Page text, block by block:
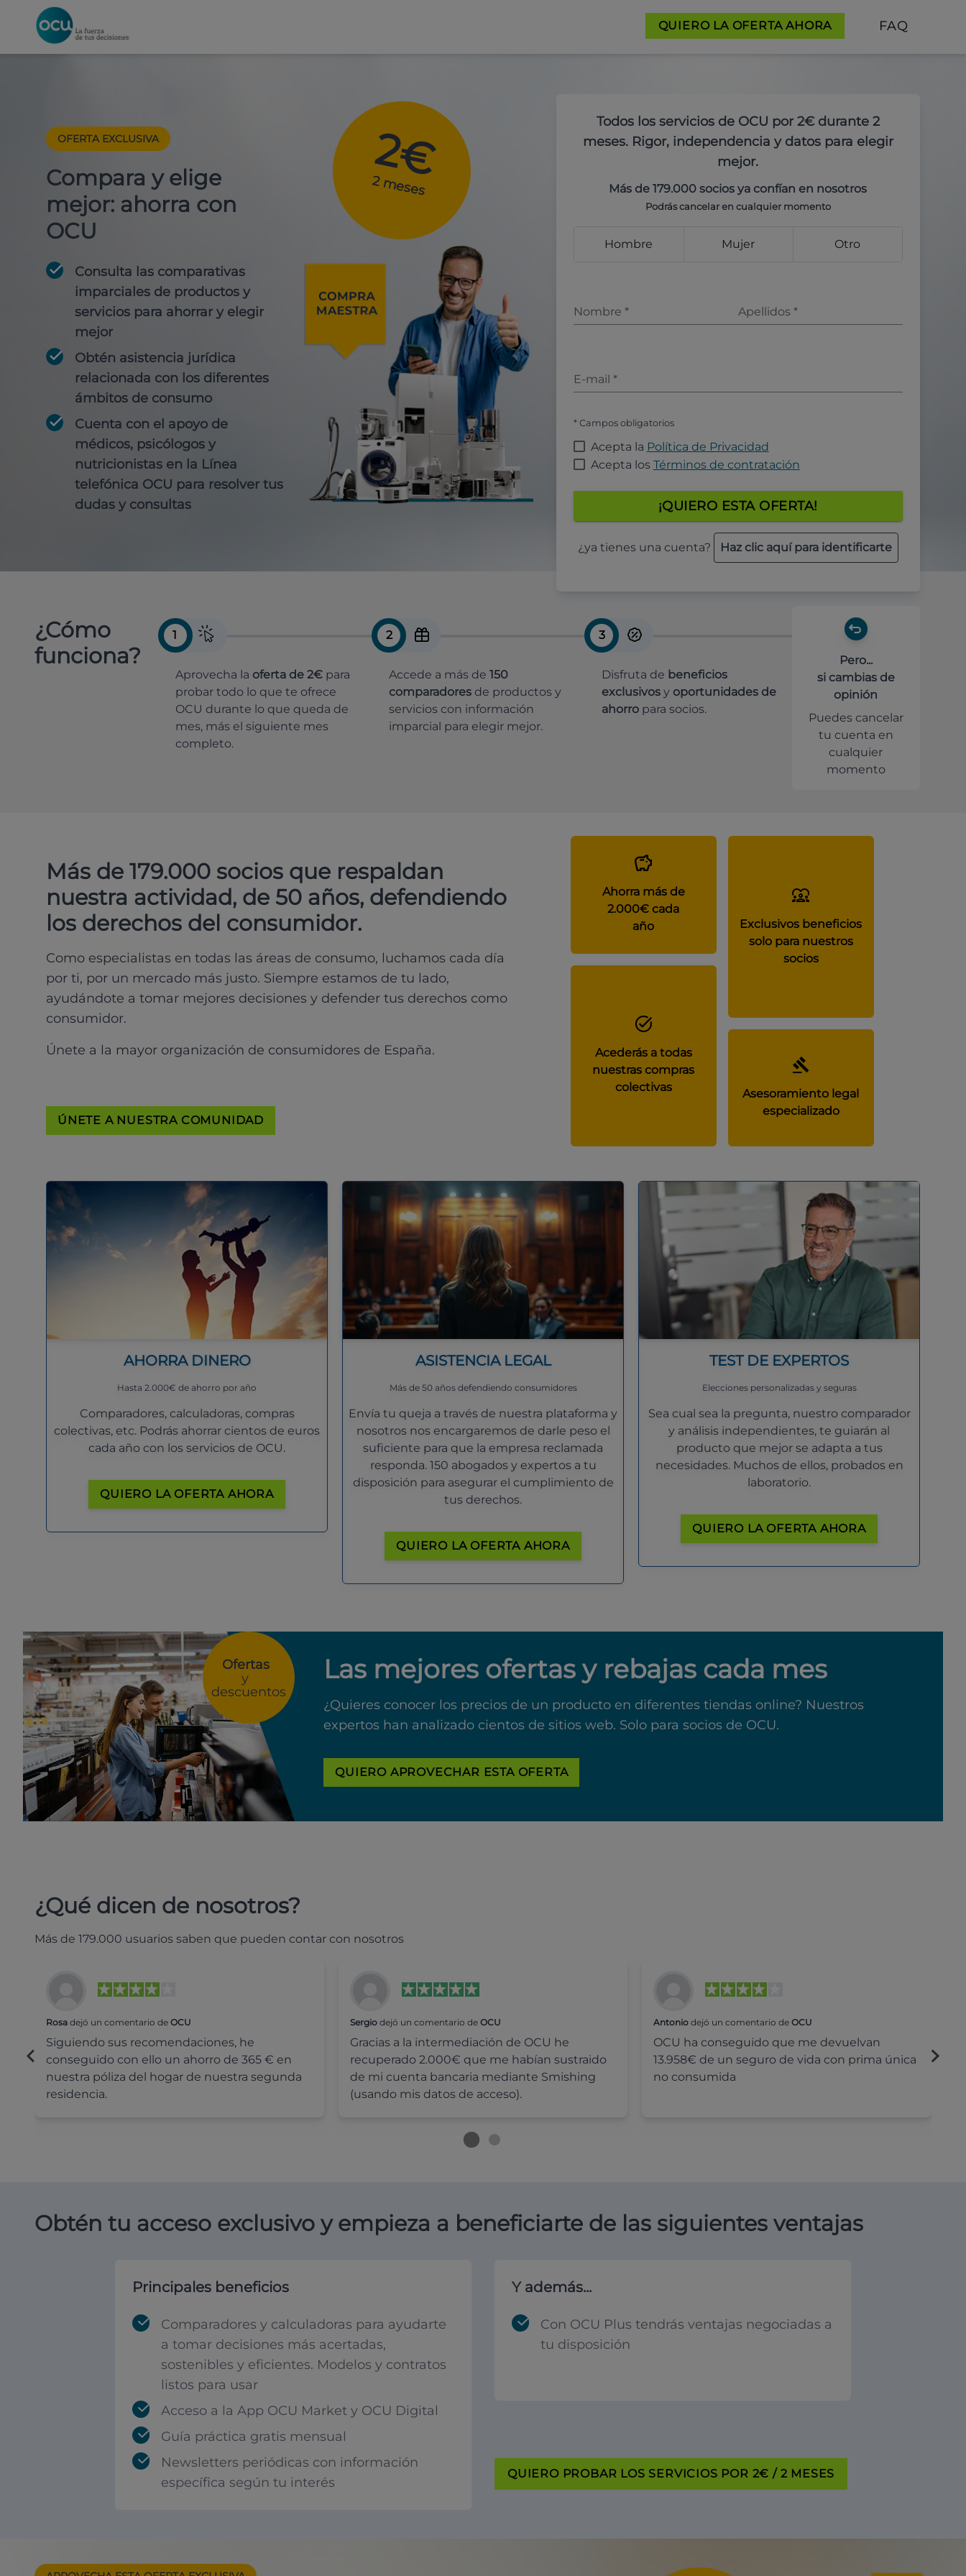
QUIERO LA OFERTA AHORA FAQ
OFERTA EXCLUSIVA
Compara y elige
mejor: ahorra con
OCU
Consulta las comparativas
imparciales de productos y
servicios para ahorrar y elegir
mejor
Obtén asistencia jurídica
relacionada con los diferentes
ámbitos de consumo
Cuenta con el apoyo de
médicos, psicólogos y
nutricionistas en la Línea
telefónica OCU para resolver tus
dudas y consultas
2€
2 meses
Todos los servicios de OCU por 2€ durante 2
meses. Rigor, independencia y datos para elegir
mejor.
Más de 179.000 socios ya confían en nosotros
Podrás cancelar en cualquier momento
Hombre Mujer Otro
Nombre * Apellidos *
E-mail *
* Campos obligatorios
Acepta la Política de Privacidad
Acepta los Términos de contratación
¡QUIERO ESTA OFERTA!
¿ya tienes una cuenta? Haz clic aquí para identificarte
¿Cómo
funciona?
1
Aprovecha la oferta de 2€ para
probar todo lo que te ofrece
OCU durante lo que queda de
mes, más el siguiente mes
completo.
2
Accede a más de 150
comparadoresde productos y
servicios con información
imparcial para elegir mejor.
3
Disfruta de beneficios
exclusivos y oportunidades de
ahorro para socios.
Pero...
si cambias de
opinión
Puedes cancelar
tu cuenta en
cualquier
momento
Más de 179.000 socios que respaldan
nuestra actividad, de 50 años, defendiendo
los derechos del consumidor.
Como especialistas en todas las áreas de consumo, luchamos cada día
por ti, por un mercado más justo. Siempre estamos de tu lado,
ayudándote a tomar mejores decisiones y defender tus derechos como
consumidor.
Únete a la mayor organización de consumidores de España.
ÚNETE A NUESTRA COMUNIDAD
Ahorra más de
2.000€ cada
año
Exclusivos beneficios
solo para nuestros
socios
Acederás a todas
nuestras compras
colectivas
Asesoramiento legal
especializado
AHORRA DINERO
Hasta 2.000€ de ahorro por año
Comparadores, calculadoras, compras
colectivas, etc. Podrás ahorrar cientos de euros
cada año con los servicios de OCU.
QUIERO LA OFERTA AHORA
ASISTENCIA LEGAL
Más de 50 años defendiendo consumidores
Envía tu queja a través de nuestra plataforma y
nosotros nos encargaremos de darle peso el
suficiente para que la empresa reclamada
responda. 150 abogados y expertos a tu
disposición para asegurar el cumplimiento de
tus derechos.
QUIERO LA OFERTA AHORA
TEST DE EXPERTOS
Elecciones personalizadas y seguras
Sea cual sea la pregunta, nuestro comparador
y análisis independientes, te guiarán al
producto que mejor se adapta a tus
necesidades. Muchos de ellos, probados en
laboratorio.
QUIERO LA OFERTA AHORA
Ofertas
y
descuentos
Las mejores ofertas y rebajas cada mes
¿Quieres conocer los precios de un producto en diferentes tiendas online? Nuestros
expertos han analizado cientos de sitios web. Solo para socios de OCU.
QUIERO APROVECHAR ESTA OFERTA
¿Qué dicen de nosotros?
Más de 179.000 usuarios saben que pueden contar con nosotros
Rosa dejó un comentario de OCU
Siguiendo sus recomendaciones, he
conseguido con ello un ahorro de 365 € en
nuestra póliza del hogar de nuestra segunda
residencia.
Sergiodejó un comentario de OCU
Gracias a la intermediación de OCU he
recuperado 2.000€ que me habían sustraido
de mi cuenta bancaria mediante Smishing
(usando mis datos de acceso).
Antonio dejó un comentario deOCU
OCU ha conseguido que me devuelvan
13.958€ de un seguro de vida con prima única
no consumida
Obtén tu acceso exclusivo y empieza a beneficiarte de las siguientes ventajas
Principales beneficios
Comparadores y calculadoras para ayudarte
a tomar decisiones más acertadas,
sostenibles y eficientes. Modelos y contratos
listos para usar
Acceso a la App OCU Market y OCU Digital
Guía práctica gratis mensual
Newsletters periódicas con información
específica según tu interés
Y además...
Con OCU Plus tendrás ventajas negociadas a
tu disposición
QUIERO PROBAR LOS SERVICIOS POR 2€ / 2 MESES